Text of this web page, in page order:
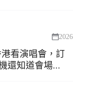
2026
看演唱會，訂
還知道會場...